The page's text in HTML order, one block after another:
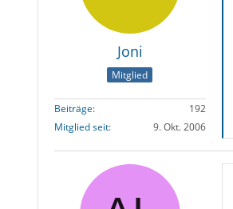
Joni
Mitglied
Beiträge
192
Mitglied seit
9. Okt. 2006